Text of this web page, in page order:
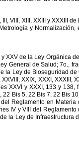
II, III, VIII, XIII, XXIII y XXXIII de
Metrología y Normalización,
y XXV de la Ley Orgánica de
General de Salud; 7o.,
la Ley de Bioseguridad de
XXVIII, XXIX, XXXI, XXXIII,
XXVI y XXXI, 133 y 138,
22 Bis 5, 22 Bis 7, 22 Bis 10
del Reglamento en Materia
IV y VIII del Reglamento
de la Ley de Infraestructura